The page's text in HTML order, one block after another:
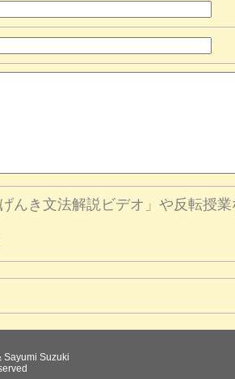
んき文法解説ビデオ」や反転授
Sayumi Suzuki